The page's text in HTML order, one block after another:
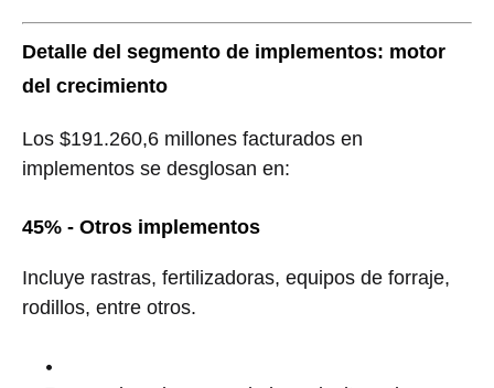
Detalle del segmento de implementos: motor
del crecimiento
Los $191.260,6 millones facturados en
implementos se desglosan en:
45% - Otros implementos
Incluye rastras, fertilizadoras, equipos de forraje,
rodillos, entre otros.